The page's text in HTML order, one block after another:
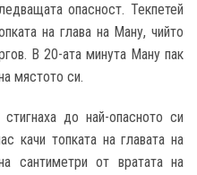
опасност. Текпетей
на глава на Ману, чийто
В 20-ата минута Ману пак
мястото си.
до най-опасното си
качи топката на главата на
сантиметри от вратата на